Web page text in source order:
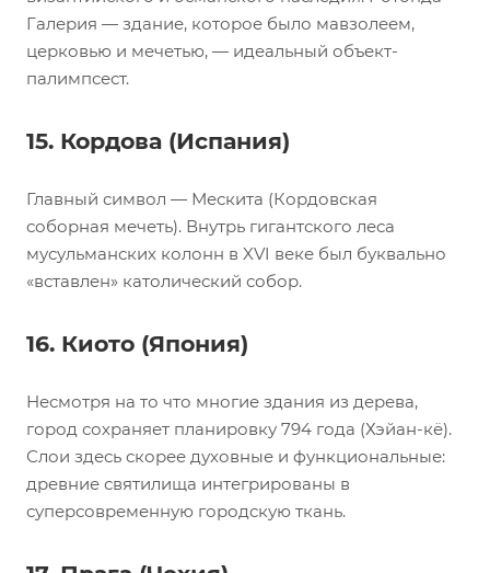
Галерия — здание, которое было мавзолеем,
церковью и мечетью, — идеальный объект-
палимпсест.
15. Кордова (Испания)
Главный символ — Мескита (Кордовская
соборная мечеть). Внутрь гигантского леса
мусульманских колонн в XVI веке был буквально
«вставлен» католический собор.
16. Киото (Япония)
Несмотря на то что многие здания из дерева,
город сохраняет планировку 794 года (Хэйан-кё).
Слои здесь скорее духовные и функциональные:
древние святилища интегрированы в
суперсовременную городскую ткань.